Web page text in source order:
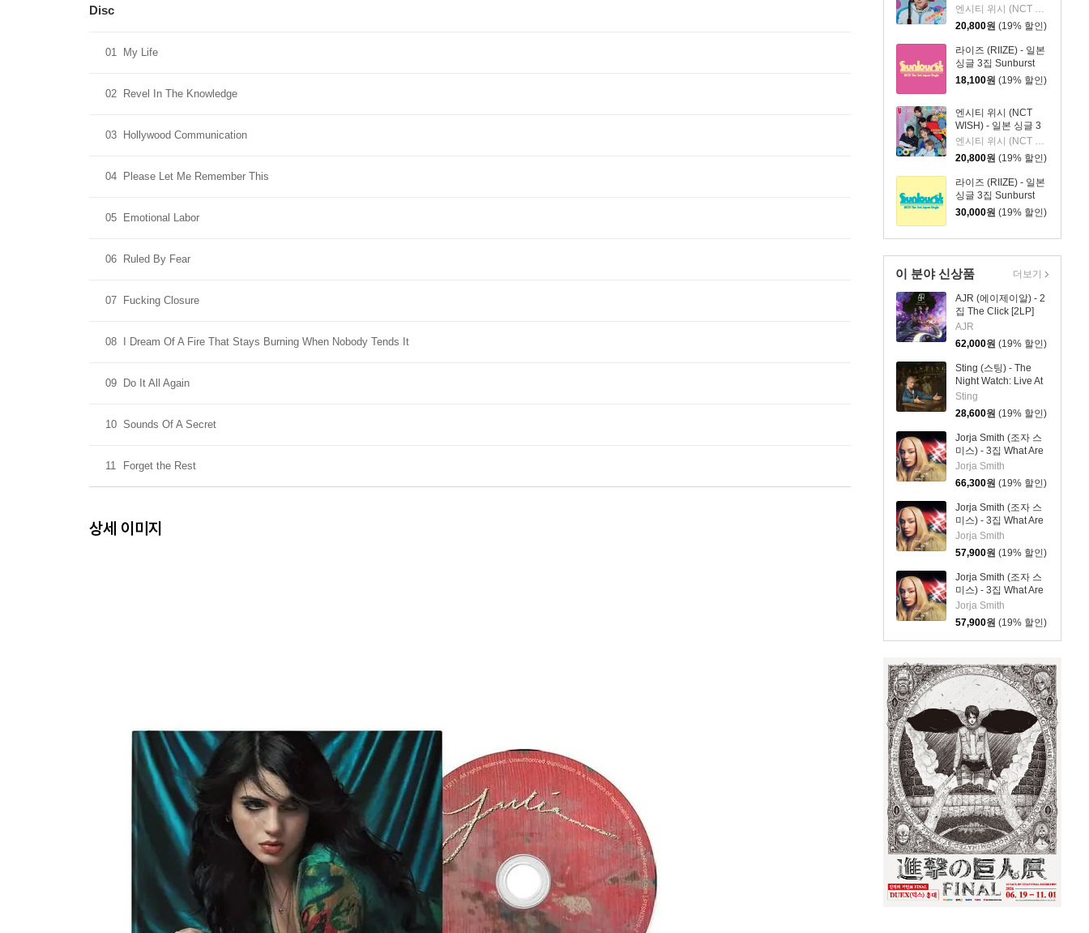
집 YO-I-DON! / BOY
MEETS GIRL [YUSHI
Ver.]
엔시티 위시 (NCT WISH)
20,800원 (19% 할인)
라이즈 (RIIZE) - 일본
싱글 3집 Sunburst
[INITIAL PRESS]
18,100원 (19% 할인)
엔시티 위시 (NCT
WISH) - 일본 싱글 3
집 YO-I-DON! / BOY
MEETS GIRL [통상판
YO-I-DON! Ver.]
엔시티 위시 (NCT WISH)
20,800원 (19% 할인)
라이즈 (RIIZE) - 일본
싱글 3집 Sunburst
[초회한정반 B]
30,000원 (19% 할인)
이 분야 신상품
AJR (에이제이알) - 2
집 The Click [2LP]
AJR
62,000원 (19% 할인)
Sting (스팅) - The
Night Watch: Live At
The Rijksmuseum
Sting
28,600원 (19% 할인)
Jorja Smith (조자 스
미스) - 3집 What Are
The Odds [스플래터
컬러 LP]
Jorja Smith
66,300원 (19% 할인)
Jorja Smith (조자 스
미스) - 3집 What Are
The Odds [심플 오렌
지 컬러 LP]
Jorja Smith
57,900원 (19% 할인)
Jorja Smith (조자 스
미스) - 3집 What Are
The Odds [심플 바이
올렛 컬러 LP]
Jorja Smith
57,900원 (19% 할인)
더보기
Disc
01 My Life
02 Revel In The Knowledge
03 Hollywood Communication
04 Please Let Me Remember This
05 Emotional Labor
06 Ruled By Fear
07 Fucking Closure
08 I Dream Of A Fire That Stays Burning When Nobody Tends It
09 Do It All Again
10 Sounds Of A Secret
11 Forget the Rest
상세 이미지